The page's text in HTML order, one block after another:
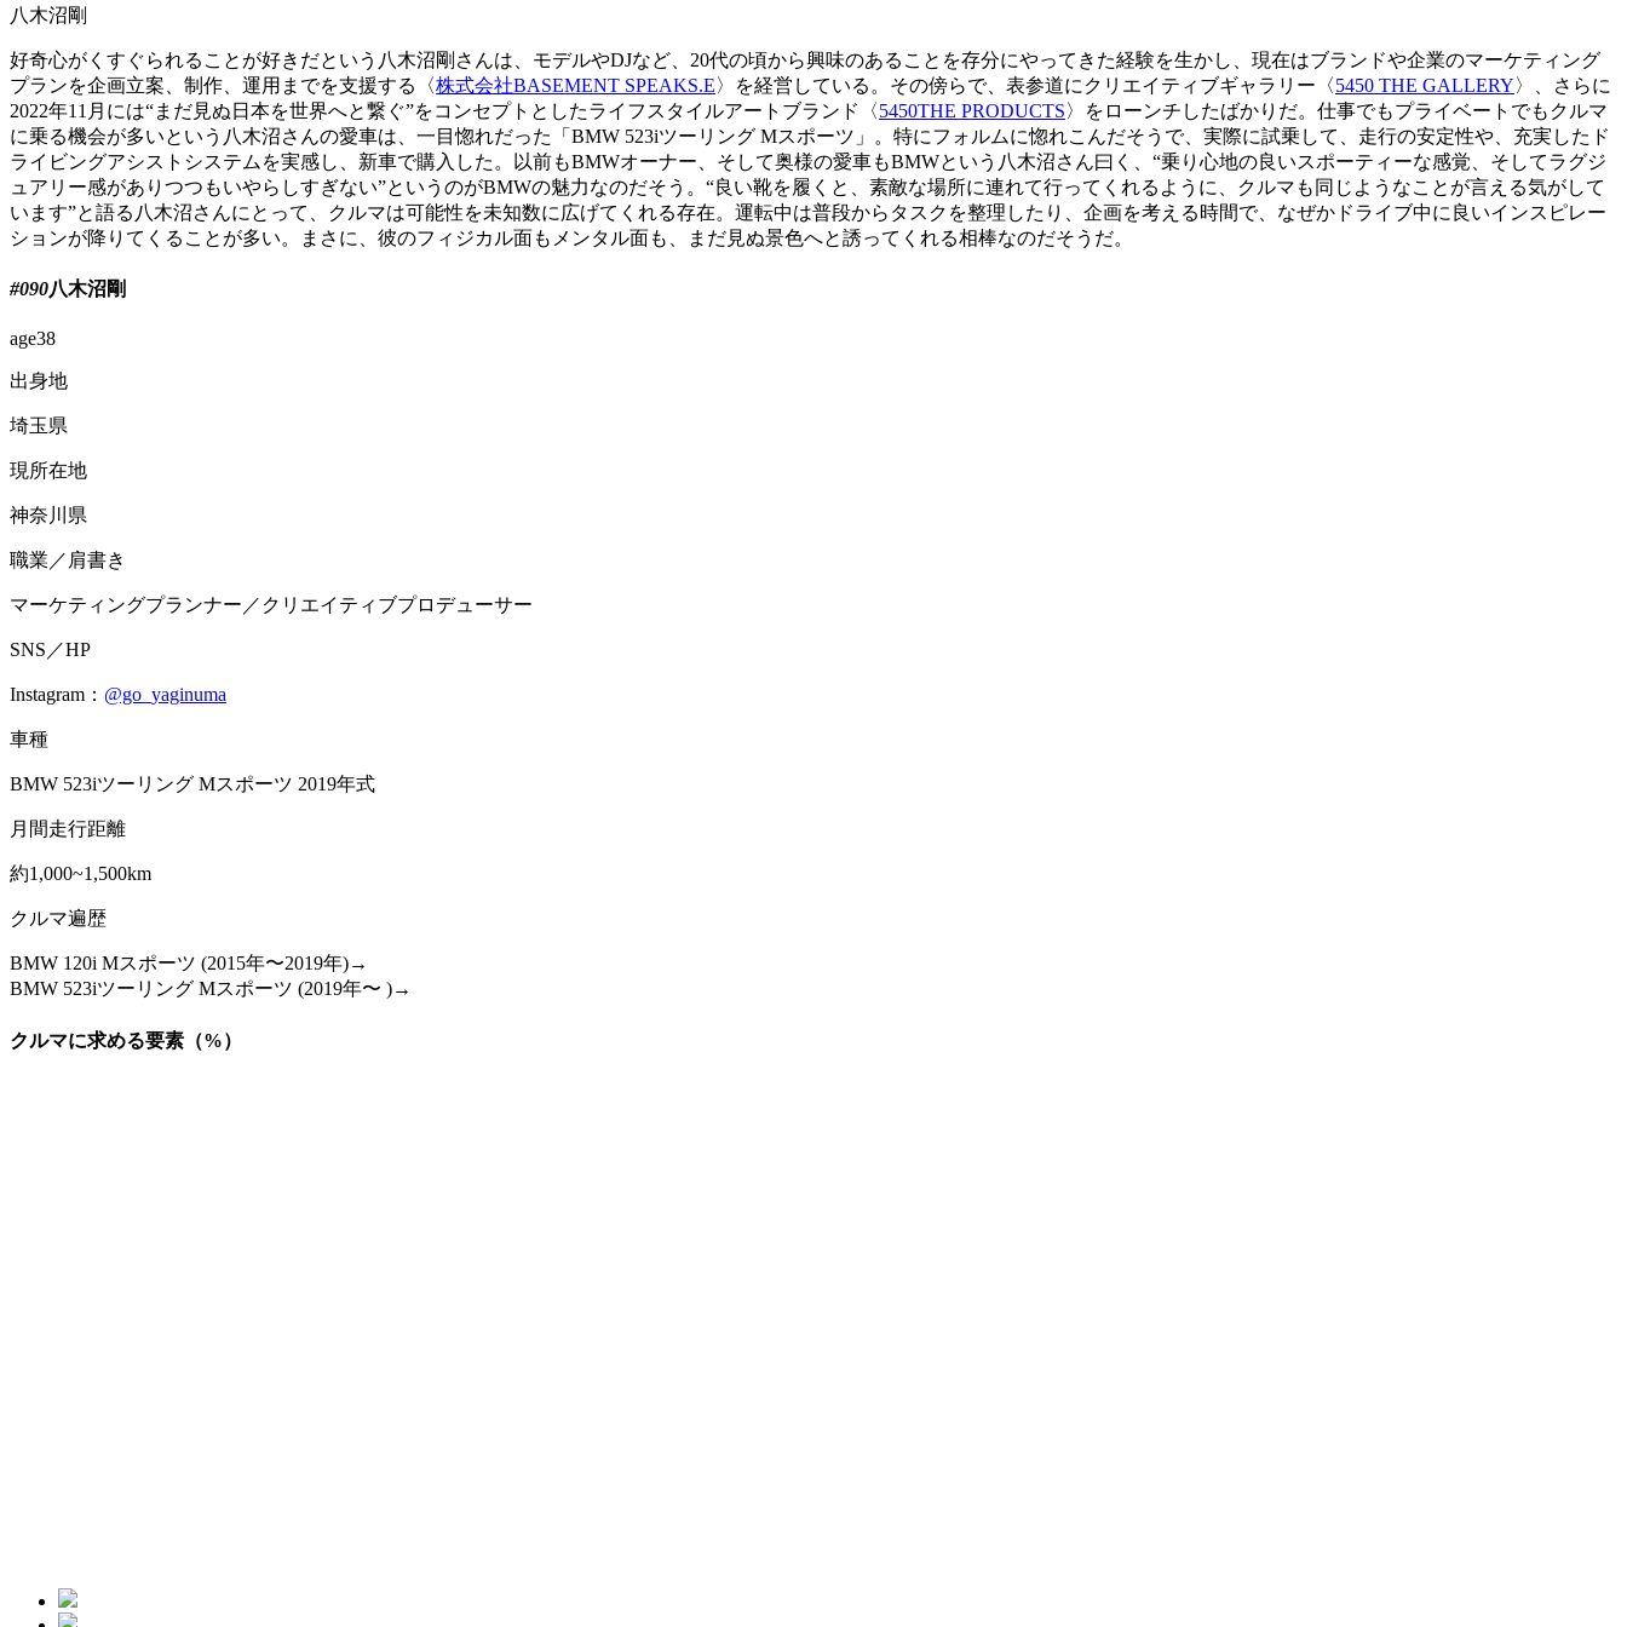
八木沼剛
好奇心がくすぐられることが好きだという八木沼剛さんは、モデルやDJなど、20代の頃から興味のあることを存分にやってきた経験を生かし、現在はブランドや企業のマーケティング
プランを企画立案、制作、運用までを支援する〈株式会社BASEMENT SPEAKS.E〉を経営している。その傍らで、表参道にクリエイティブギャラリー〈5450 THE GALLERY〉、さらに
2022年11月には“まだ見ぬ日本を世界へと繋ぐ”をコンセプトとしたライフスタイルアートブランド〈5450THE PRODUCTS〉をローンチしたばかりだ。仕事でもプライベートでもクルマ
に乗る機会が多いという八木沼さんの愛車は、一目惚れだった「BMW 523iツーリング Mスポーツ」。特にフォルムに惚れこんだそうで、実際に試乗して、走行の安定性や、充実したド
ライビングアシストシステムを実感し、新車で購入した。以前もBMWオーナー、そして奥様の愛車もBMWという八木沼さん曰く、“乗り心地の良いスポーティーな感覚、そしてラグジ
ュアリー感がありつつもいやらしすぎない”というのがBMWの魅力なのだそう。“良い靴を履くと、素敵な場所に連れて行ってくれるように、クルマも同じようなことが言える気がして
います”と語る八木沼さんにとって、クルマは可能性を未知数に広げてくれる存在。運転中は普段からタスクを整理したり、企画を考える時間で、なぜかドライブ中に良いインスピレー
ションが降りてくることが多い。まさに、彼のフィジカル面もメンタル面も、まだ見ぬ景色へと誘ってくれる相棒なのだそうだ。
#090八木沼剛
age38
出身地
埼玉県
現所在地
神奈川県
職業／肩書き
マーケティングプランナー／クリエイティブプロデューサー
SNS／HP
Instagram： @go_yaginuma
車種
BMW 523iツーリング Mスポーツ 2019年式
月間走行距離
約1,000~1,500km
クルマ遍歴
BMW 120i Mスポーツ (2015年〜2019年)→
BMW 523iツーリング Mスポーツ (2019年〜 )→
クルマに求める要素（%）